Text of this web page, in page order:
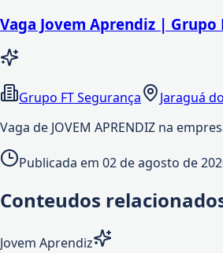
Vaga Jovem Aprendiz | Grupo
Grupo FT Segurança
Jaraguá
Vaga de JOVEM APRENDIZ na
Publicada em 02 de agosto de
Conteudos
Jovem Aprendiz